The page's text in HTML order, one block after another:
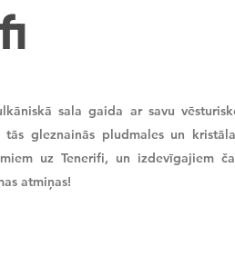
sala gaida ar savu
gleznainās pludmales un
uz Tenerifi, un izdevīgajiem
atmiņas!